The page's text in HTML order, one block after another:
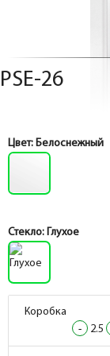
PSE-26
Цвет: Белоснежный
Стекло: Глухое
Коробка
-
2.5